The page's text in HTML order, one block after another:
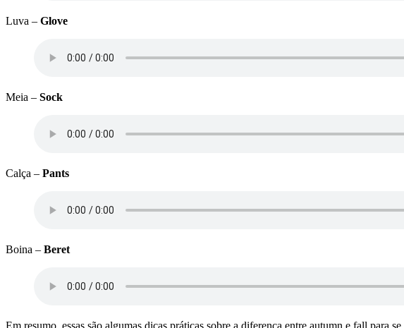
Luva – Glove
Meia – Sock
Calça – Pants
Boina – Beret
Em resumo, essas são algumas dicas práticas sobre a diferença entre autumn e fall para